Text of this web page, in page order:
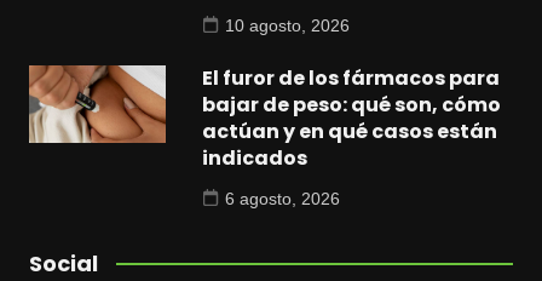
10 agosto, 2026
El furor de los fármacos para
bajar de peso: qué son, cómo
actúan y en qué casos están
indicados
6 agosto, 2026
Social